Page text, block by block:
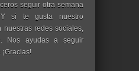
seguir otra semana
si te gusta nuestro
nuestras redes sociales,
Nos ayudas a seguir